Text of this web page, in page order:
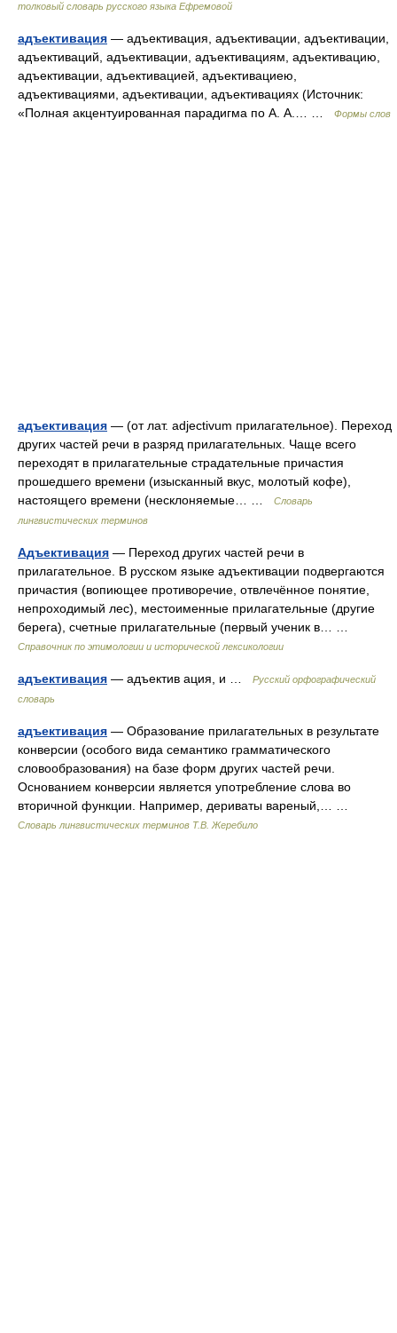
толковый словарь русского языка Ефремовой
адъективация — адъективация, адъективации, адъективации,
адъективаций, адъективации, адъективациям, адъективацию,
адъективации, адъективацией, адъективациею,
адъективациями, адъективации, адъективациях (Источник:
«Полная акцентуированная парадигма по А. А.… …
Формы слов
адъективация — (от лат. adjectivum прилагательное). Переход
других частей речи в разряд прилагательных. Чаще всего
переходят в прилагательные страдательные причастия
прошедшего времени (изысканный вкус, молотый кофе),
настоящего времени (несклоняемые… …
Словарь
лингвистических терминов
Адъективация — Переход других частей речи в
прилагательное. В русском языке адъективации подвергаются
причастия (вопиющее противоречие, отвлечённое понятие,
непроходимый лес), местоименные прилагательные (другие
берега), счетные прилагательные (первый ученик в… …
Справочник по этимологии и исторической лексикологии
адъективация — адъектив ация, и …
Русский орфографический
словарь
адъективация — Образование прилагательных в результате
конверсии (особого вида семантико грамматического
словообразования) на базе форм других частей речи.
Основанием конверсии является употребление слова во
вторичной функции. Например, дериваты вареный,… …
Словарь лингвистических терминов Т.В. Жеребило